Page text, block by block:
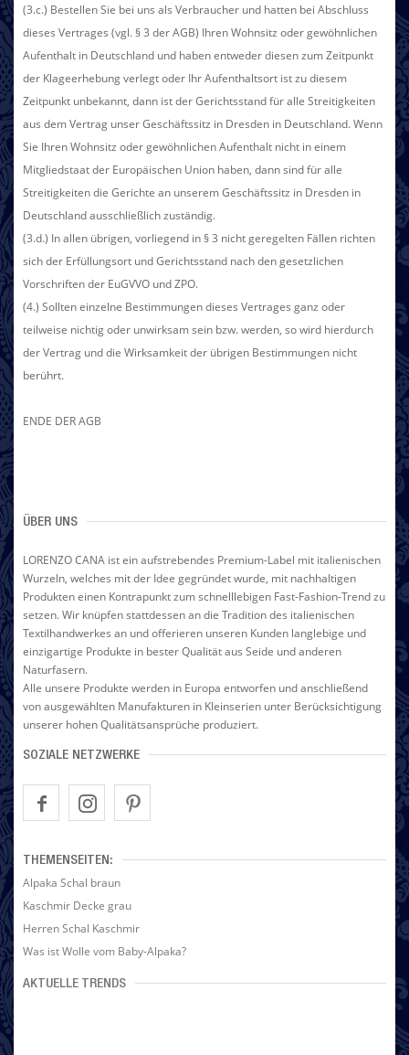
(3.c.) Bestellen Sie bei uns als Verbraucher und hatten bei Abschluss
dieses Vertrages (vgl. § 3 der AGB) Ihren Wohnsitz oder gewöhnlichen
Aufenthalt in Deutschland und haben entweder diesen zum Zeitpunkt
der Klageerhebung verlegt oder Ihr Aufenthaltsort ist zu diesem
Zeitpunkt unbekannt, dann ist der Gerichtsstand für alle Streitigkeiten
aus dem Vertrag unser Geschäftssitz in Dresden in Deutschland. Wenn
Sie Ihren Wohnsitz oder gewöhnlichen Aufenthalt nicht in einem
Mitgliedstaat der Europäischen Union haben, dann sind für alle
Streitigkeiten die Gerichte an unserem Geschäftssitz in Dresden in
Deutschland ausschließlich zuständig.
(3.d.) In allen übrigen, vorliegend in § 3 nicht geregelten Fällen richten
sich der Erfüllungsort und Gerichtsstand nach den gesetzlichen
Vorschriften der EuGVVO und ZPO.
(4.) Sollten einzelne Bestimmungen dieses Vertrages ganz oder
teilweise nichtig oder unwirksam sein bzw. werden, so wird hierdurch
der Vertrag und die Wirksamkeit der übrigen Bestimmungen nicht
berührt.
ENDE DER AGB
ÜBER UNS
LORENZO CANA ist ein aufstrebendes Premium-Label mit italienischen
Wurzeln, welches mit der Idee gegründet wurde, mit nachhaltigen
Produkten einen Kontrapunkt zum schnelllebigen Fast-Fashion-Trend zu
setzen. Wir knüpfen stattdessen an die Tradition des italienischen
Textilhandwerkes an und offerieren unseren Kunden langlebige und
einzigartige Produkte in bester Qualität aus Seide und anderen
Naturfasern.
Alle unsere Produkte werden in Europa entworfen und anschließend
von ausgewählten Manufakturen in Kleinserien unter Berücksichtigung
unserer hohen Qualitätsansprüche produziert.
SOZIALE NETZWERKE
THEMENSEITEN:
Alpaka Schal braun
Kaschmir Decke grau
Herren Schal Kaschmir
Was ist Wolle vom Baby-Alpaka?
AKTUELLE TRENDS